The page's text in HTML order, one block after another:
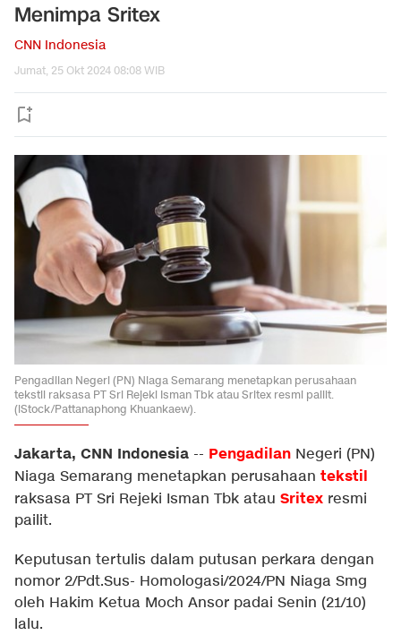
Menimpa Sritex
CNN Indonesia
Jumat, 25 Okt 2024 08:08 WIB
Pengadilan Negeri (PN) Niaga Semarang menetapkan perusahaan
tekstil raksasa PT Sri Rejeki Isman Tbk atau Sritex resmi pailit.
(iStock/Pattanaphong Khuankaew).
Jakarta, CNN Indonesia -- Pengadilan Negeri (PN)
Niaga Semarang menetapkan perusahaan tekstil
raksasa PT Sri Rejeki Isman Tbk atau Sritex resmi
pailit.
Keputusan tertulis dalam putusan perkara dengan
nomor 2/Pdt.Sus- Homologasi/2024/PN Niaga Smg
oleh Hakim Ketua Moch Ansor padai Senin (21/10)
lalu.